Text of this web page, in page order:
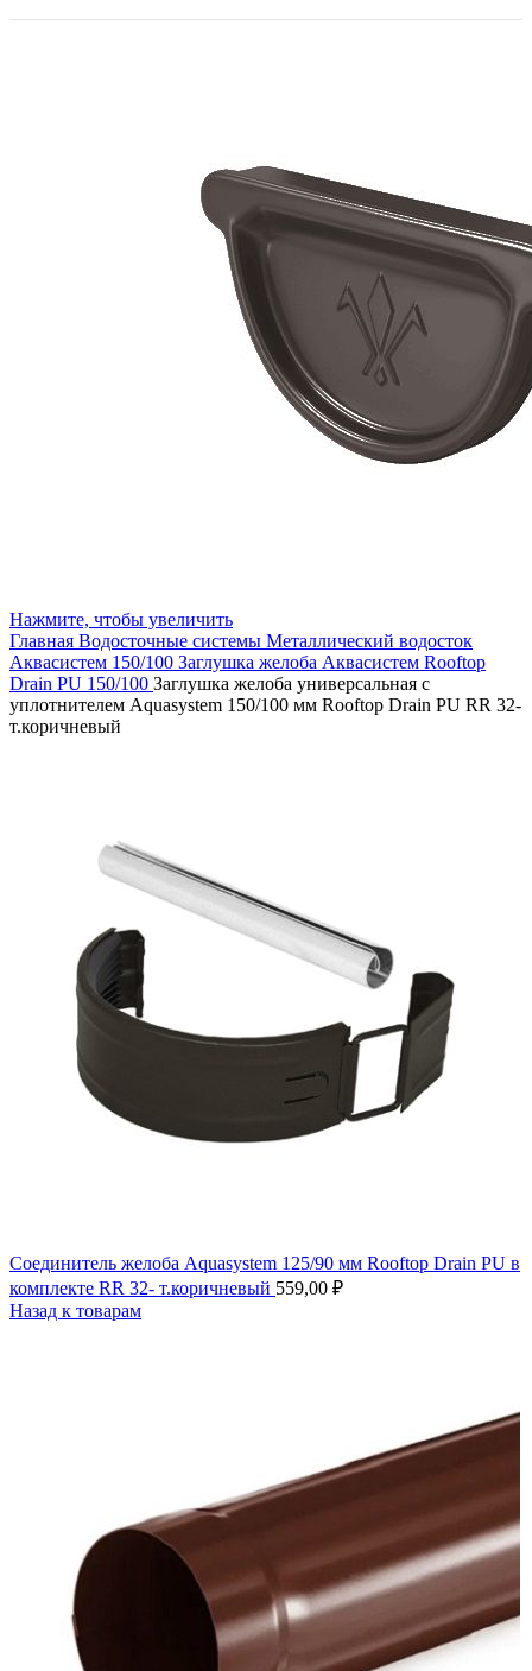
Нажмите, чтобы увеличить
Главная Водосточные системы Металлический водосток
Аквасистем 150/100 Заглушка желоба Аквасистем Rooftop
Drain PU 150/100 Заглушка желоба универсальная с
уплотнителем Aquasystem 150/100 мм Rooftop Drain PU RR 32-
т.коричневый
Соединитель желоба Aquasystem 125/90 мм Rooftop Drain PU в
комплекте RR 32- т.коричневый 559,00 ₽
Назад к товарам